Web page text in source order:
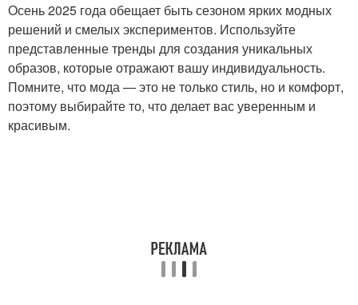
Осень 2025 года обещает быть сезоном ярких модных
решений и смелых экспериментов. Используйте
представленные тренды для создания уникальных
образов, которые отражают вашу индивидуальность.
Помните, что мода — это не только стиль, но и комфорт,
поэтому выбирайте то, что делает вас уверенным и
красивым.